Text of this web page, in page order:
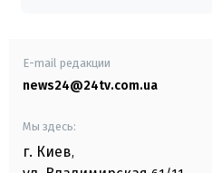
E-mail редакции
news24@24tv.com.ua
Мы здесь:
г. Киев,